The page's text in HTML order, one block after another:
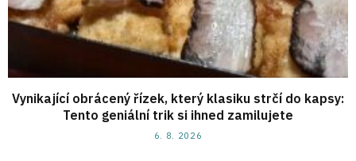
Vynikající obrácený řízek, který klasiku strčí do kapsy:
Tento geniální trik si ihned zamilujete
6. 8. 2026